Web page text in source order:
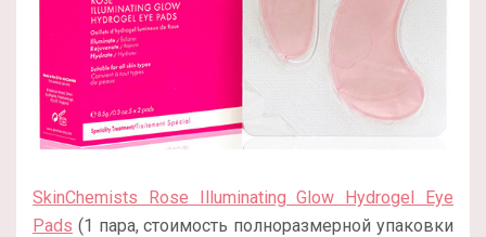
SkinChemists Rose Illuminating Glow Hydrogel Eye
Pads (1 пара, стоимость полноразмерной упаковки